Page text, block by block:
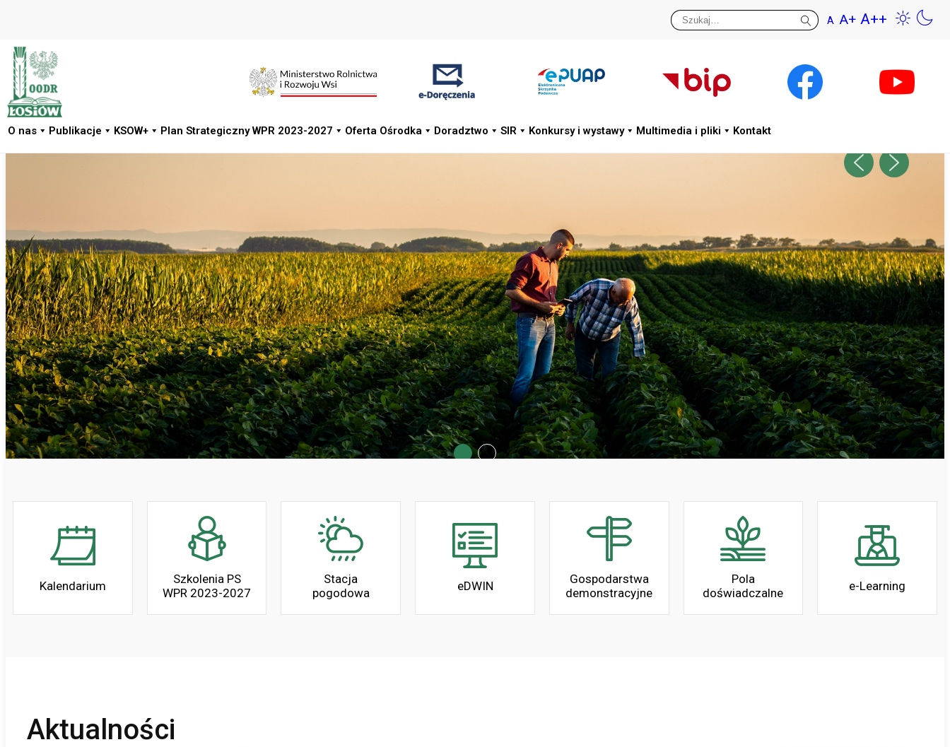
treści
A A+ A++
O nas Publikacje KSOW+ Plan Strategiczny WPR 2023-2027 Oferta Ośrodka Doradztwo SIR Konkursy i wystawy Multimedia i pliki Kontakt
Kalendarium
Szkolenia PS
WPR 2023-2027
Stacja
pogodowa
eDWIN
Gospodarstwa
demonstracyjne
Pola
doświadczalne
e-Learning
Aktualności